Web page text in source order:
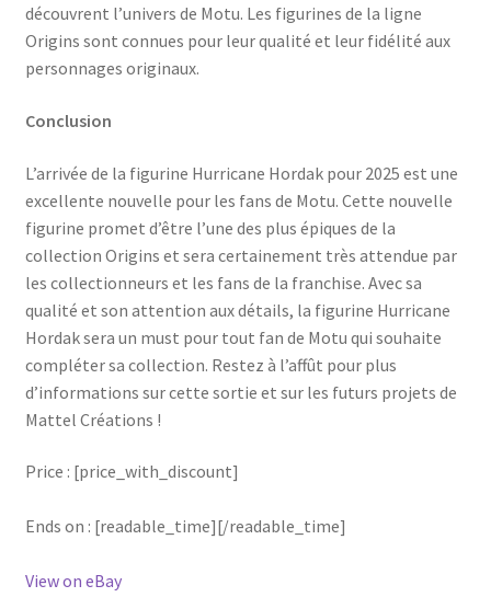
découvrent l’univers de Motu. Les figurines de la ligne
Origins sont connues pour leur qualité et leur fidélité aux
personnages originaux.
Conclusion
L’arrivée de la figurine Hurricane Hordak pour 2025 est une
excellente nouvelle pour les fans de Motu. Cette nouvelle
figurine promet d’être l’une des plus épiques de la
collection Origins et sera certainement très attendue par
les collectionneurs et les fans de la franchise. Avec sa
qualité et son attention aux détails, la figurine Hurricane
Hordak sera un must pour tout fan de Motu qui souhaite
compléter sa collection. Restez à l’affût pour plus
d’informations sur cette sortie et sur les futurs projets de
Mattel Créations !
Price : [price_with_discount]
Ends on : [readable_time][/readable_time]
View on eBay